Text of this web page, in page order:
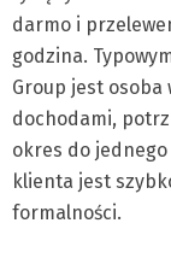
darmo i
godzina.
Group jest osoba
dochodami,
okres do
klienta jest
formalności.